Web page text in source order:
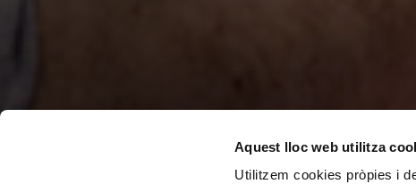
Aquest lloc web utilitza
Utilitzem cookies pròpies i